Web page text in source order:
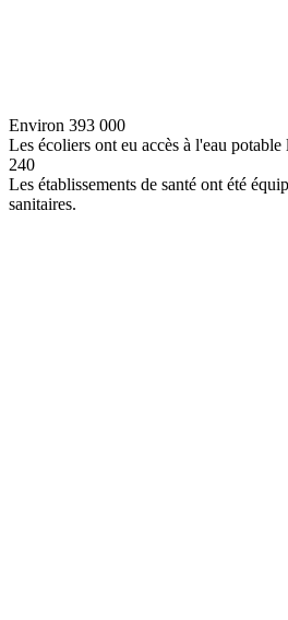
Environ 393 000
Les écoliers ont eu accès à l'eau potable
240
Les établissements de santé ont été
sanitaires.